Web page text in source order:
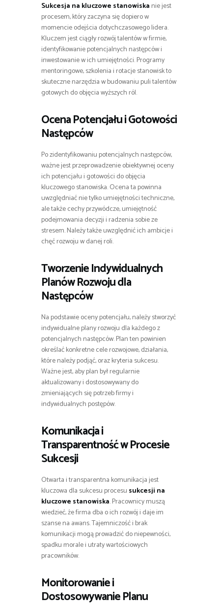
Sukcesja na kluczowe stanowiska nie jest
procesem, który zaczyna się dopiero w
momencie odejścia dotychczasowego lidera.
Kluczem jest ciągły rozwój talentów w firmie,
identyfikowanie potencjalnych następców i
inwestowanie w ich umiejętności. Programy
mentoringowe, szkolenia i rotacje stanowisk to
skuteczne narzędzia w budowaniu puli talentów
gotowych do objęcia wyższych ról.
Ocena Potencjału i Gotowości
Następców
Po zidentyfikowaniu potencjalnych następców,
ważne jest przeprowadzenie obiektywnej oceny
ich potencjału i gotowości do objęcia
kluczowego stanowiska. Ocena ta powinna
uwzględniać nie tylko umiejętności techniczne,
ale także cechy przywódcze, umiejętność
podejmowania decyzji i radzenia sobie ze
stresem. Należy także uwzględnić ich ambicje i
chęć rozwoju w danej roli.
Tworzenie Indywidualnych
Planów Rozwoju dla
Następców
Na podstawie oceny potencjału, należy stworzyć
indywidualne plany rozwoju dla każdego z
potencjalnych następców. Plan ten powinien
określać konkretne cele rozwojowe, działania,
które należy podjąć, oraz kryteria sukcesu.
Ważne jest, aby plan był regularnie
aktualizowany i dostosowywany do
zmieniających się potrzeb firmy i
indywidualnych postępów.
Komunikacja i
Transparentność w Procesie
Sukcesji
Otwarta i transparentna komunikacja jest
kluczowa dla sukcesu procesu sukcesji na
kluczowe stanowiska. Pracownicy muszą
wiedzieć, że firma dba o ich rozwój i daje im
szanse na awans. Tajemniczość i brak
komunikacji mogą prowadzić do niepewności,
spadku morale i utraty wartościowych
pracowników.
Monitorowanie i
Dostosowywanie Planu